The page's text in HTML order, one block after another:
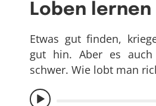
Loben lernen
Etwas gut finden,
gut hin. Aber es
schwer. Wie lobt man